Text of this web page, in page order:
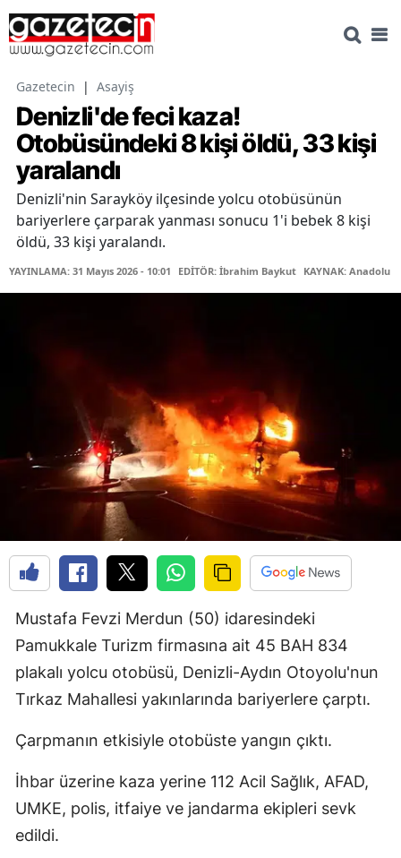
Gazetecin | Asayiş
Denizli'de feci kaza!
Otobüsündeki 8 kişi öldü, 33 kişi
yaralandı
Denizli'nin Sarayköy ilçesinde yolcu otobüsünün
bariyerlere çarparak yanması sonucu 1'i bebek 8 kişi
öldü, 33 kişi yaralandı.
YAYINLAMA: 31 Mayıs 2026 - 10:01 EDİTÖR: İbrahim Baykut KAYNAK: Anadolu
Mustafa Fevzi Merdun (50) idaresindeki
Pamukkale Turizm firmasına ait 45 BAH 834
plakalı yolcu otobüsü, Denizli-Aydın Otoyolu'nun
Tırkaz Mahallesi yakınlarında bariyerlere çarptı.
Çarpmanın etkisiyle otobüste yangın çıktı.
İhbar üzerine kaza yerine 112 Acil Sağlık, AFAD,
UMKE, polis, itfaiye ve jandarma ekipleri sevk
edildi.